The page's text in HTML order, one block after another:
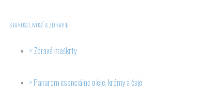
STAROSTLIVOSŤ A ZDRAVIE
Zdravé maškrty
Panarom esenciálne oleje, krémy a čaje